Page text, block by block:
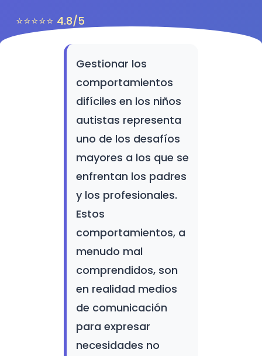
⭐⭐⭐⭐⭐ 4.8/5
Gestionar los
comportamientos
difíciles en los niños
autistas representa
uno de los desafíos
mayores a los que se
enfrentan los padres
y los profesionales.
Estos
comportamientos, a
menudo mal
comprendidos, son
en realidad medios
de comunicación
para expresar
necesidades no